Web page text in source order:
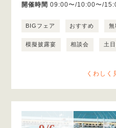
開催時間 09:00〜/10:00〜/
BIGフェア おすすめ 無
模擬披露宴 相談会 土
くわしく